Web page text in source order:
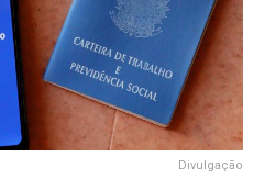
Divulgação